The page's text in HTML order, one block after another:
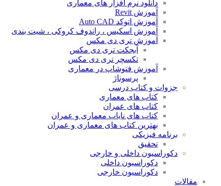
دانلود نرم افزار های معماری
آموزش Revit
آموزش اتوکد Auto CAD
آموزش اسکیس ، راندوف کروکی ، شیت بندی
آموزش تری دی مکس
آبجکت تری دی مکس
تکسچر تری دی مکس
آموزش فتوشاپ در معماری
پرسوناژ
جزوات و کتاب درسی
کتاب های معماری
کتاب های عمران
کتاب های نایاب معماری و عمران
بهترین کتاب های معماری و عمران
برنامه فیزیکی
تحقیق
دکوراسیون داخلی و خارجی
دکوراسیون داخلی
دکوراسیون خارجی
مقالات